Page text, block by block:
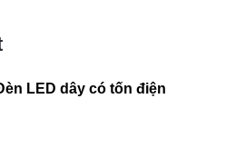
LED dây có tốn điện